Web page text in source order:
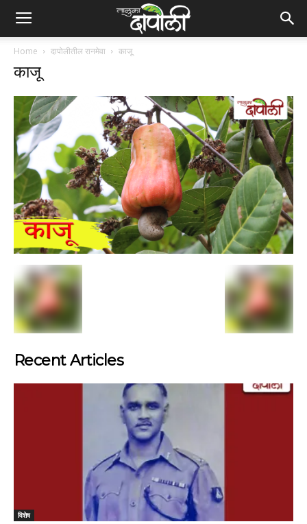
Home दापोलीतील रानमेवा काजू
काजू
Recent Articles
विशेष